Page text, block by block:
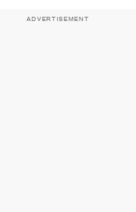
ADVERTISEMENT